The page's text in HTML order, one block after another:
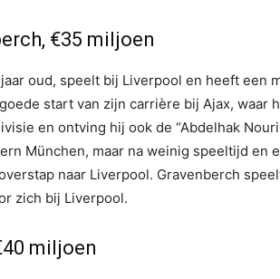
€35 miljoen
oud, speelt bij Liverpool en heeft een
start van zijn carrière bij Ajax, waar
en ontving hij ook de “Abdelhak
München, maar na weinig speeltijd en
naar Liverpool. Gravenberch
zich bij Liverpool.
miljoen